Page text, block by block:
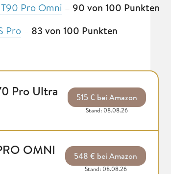
Pro Omni – 90 von 100 Punkten
Pro – 83 von 100 Punkten
Pro Ultra 515 € bei Amazon
Stand: 08.08.26
OMNI 548 € bei Amazon
Stand: 08.08.26